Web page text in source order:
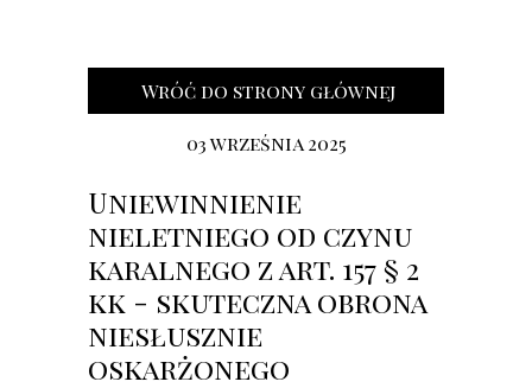
03 września 2025
Wróć do strony głównej
Uniewinnienie
nieletniego od czynu
karalnego z art. 157 § 2
kk - skuteczna obrona
niesłusznie
oskarżonego